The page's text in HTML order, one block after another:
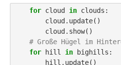
for cloud in clouds:
# Große Hügel im
for hill in bighills: